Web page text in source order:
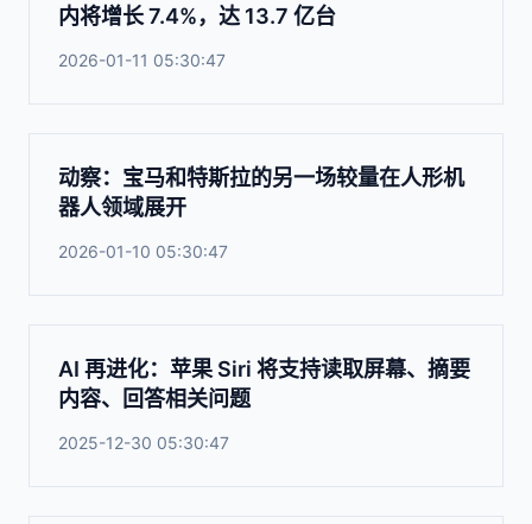
内将增长 7.4%，达 13.7 亿台
2026-01-11 05:30:47
动察：宝马和特斯拉的另一场较量在人形机
器人领域展开
2026-01-10 05:30:47
AI 再进化：苹果 Siri 将支持读取屏幕、摘要
内容、回答相关问题
2025-12-30 05:30:47